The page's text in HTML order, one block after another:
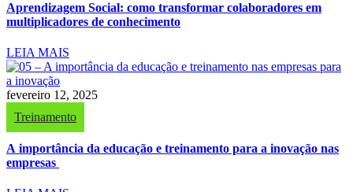
Aprendizagem Social: como transformar colaboradores em
multiplicadores de conhecimento
LEIA MAIS
fevereiro 12, 2025
Treinamento
A importância da educação e treinamento para a inovação nas
empresas